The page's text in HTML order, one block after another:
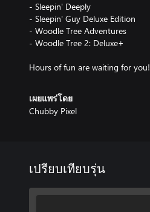
- Sleepin' Deeply
- Sleepin' Guy Deluxe Edition
- Woodle Tree Adventures
- Woodle Tree 2: Deluxe+
Hours of fun are waiting for you!
เผยแพร่โดย
Chubby Pixel
เปรียบเทียบรุ่น